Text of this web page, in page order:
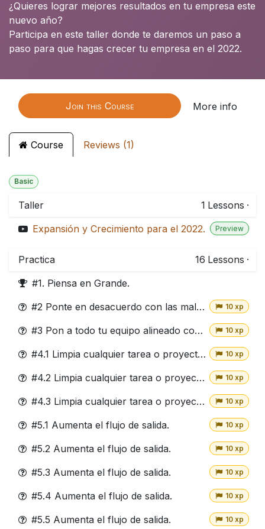
¿Quieres lograr mejores resultados en tu empresa este
nuevo año?
Participa en este taller donde te daremos un paso a
paso para que hagas crecer tu empresa en el 2022.
Join this Course More info
Course Reviews (1)
Basic
Taller 1 Lessons ·
Expansión y Crecimiento para el 2022.
Preview
Practica 16 Lessons ·
#1. Piensa en Grande.
#2 Ponte en desacuerdo con las malas noticias y HAZ TU PROPIA TAREA.
10 xp
#3 Pon a todo tu equipo alineado con el propósito de hacer crecer la empresa. 10 xp
#4.1 Limpia cualquier tarea o proyecto incompleto o antiguo. 10 xp
#4.2 Limpia cualquier tarea o proyecto incompleto o antiguo. 10 xp
#4.3 Limpia cualquier tarea o proyecto incompleto o antiguo. 10 xp
#5.1 Aumenta el flujo de salida. 10 xp
#5.2 Aumenta el flujo de salida. 10 xp
#5.3 Aumenta el flujo de salida. 10 xp
#5.4 Aumenta el flujo de salida. 10 xp
#5.5 Aumenta el flujo de salida. 10 xp